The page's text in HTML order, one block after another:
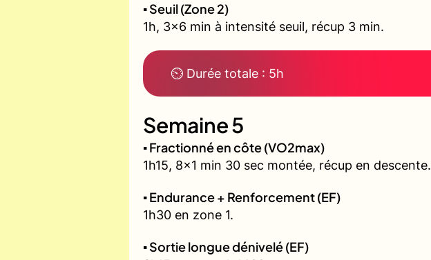
▪️ Seuil (Zone 2)
1h, 3x6 min à intensité seuil, récup 3 min.
⏲ Durée totale : 5h
Semaine 5
▪️ Fractionné en côte (VO2max)
1h15, 8x1 min 30 sec montée, récup en descente.
▪️ Endurance + Renforcement (EF)
1h30 en zone 1.
▪️ Sortie longue dénivelé (EF)